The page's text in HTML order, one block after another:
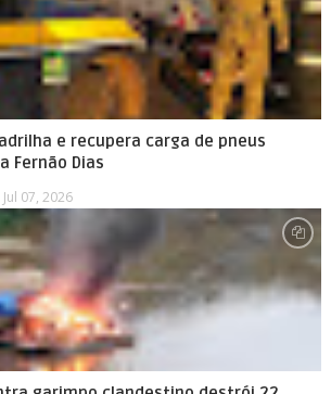
e recupera carga de pneus
Fernão Dias
Jul 07, 2026